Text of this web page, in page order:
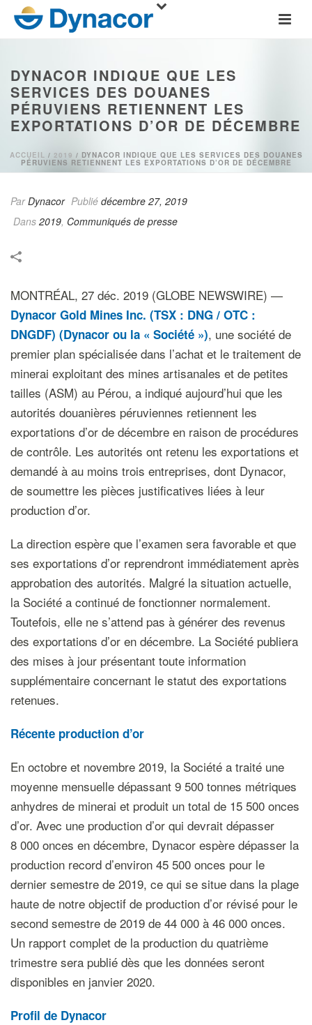
DYNACOR INDIQUE QUE LES
SERVICES DES DOUANES
PÉRUVIENS RETIENNENT LES
EXPORTATIONS D’OR DE DÉCEMBRE
ACCUEIL / 2019 / DYNACOR INDIQUE QUE LES SERVICES DES DOUANES
PÉRUVIENS RETIENNENT LES EXPORTATIONS D’OR DE DÉCEMBRE
ParDynacor Publié décembre 27, 2019
Dans 2019, Communiqués de presse
MONTRÉAL, 27 déc. 2019 (GLOBE NEWSWIRE) —
Dynacor Gold Mines Inc. (TSX : DNG / OTC :
DNGDF) (Dynacor ou la « Société »), une société de
premier plan spécialisée dans l’achat et le traitement de
minerai exploitant des mines artisanales et de petites
tailles (ASM) au Pérou, a indiqué aujourd’hui que les
autorités douanières péruviennes retiennent les
exportations d’or de décembre en raison de procédures
de contrôle. Les autorités ont retenu les exportations et
demandé à au moins trois entreprises, dont Dynacor,
de soumettre les pièces justificatives liées à leur
production d’or.
La direction espère que l’examen sera favorable et que
ses exportations d’or reprendront immédiatement après
approbation des autorités. Malgré la situation actuelle,
la Société a continué de fonctionner normalement.
Toutefois, elle ne s’attend pas à générer des revenus
des exportations d’or en décembre. La Société publiera
des mises à jour présentant toute information
supplémentaire concernant le statut des exportations
retenues.
Récente production d’or
En octobre et novembre 2019, la Société a traité une
moyenne mensuelle dépassant 9 500 tonnes métriques
anhydres de minerai et produit un total de 15 500 onces
d’or. Avec une production d’or qui devrait dépasser
8 000 onces en décembre, Dynacor espère dépasser la
production record d’environ 45 500 onces pour le
dernier semestre de 2019, ce qui se situe dans la plage
haute de notre objectif de production d’or révisé pour le
second semestre de 2019 de 44 000 à 46 000 onces.
Un rapport complet de la production du quatrième
trimestre sera publié dès que les données seront
disponibles en janvier 2020.
Profil de Dynacor